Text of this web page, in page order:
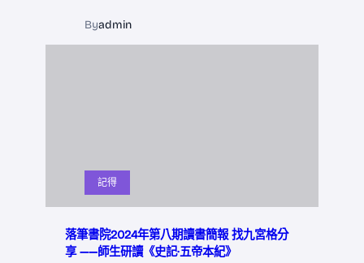
Byadmin
記得
落筆書院2024年第八期讀書簡報 找九宮格分
享 ——師生研讀《史記·五帝本紀》